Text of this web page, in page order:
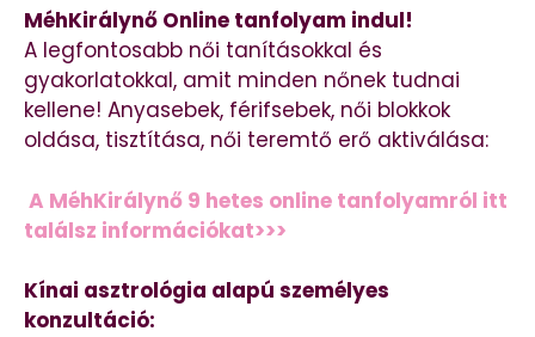
MéhKirálynő Online tanfolyam indul!
A legfontosabb női tanításokkal és
gyakorlatokkal, amit minden nőnek tudnai
kellene! Anyasebek, férifsebek, női blokkok
oldása, tisztítása, női teremtő erő aktiválása:
A MéhKirálynő 9 hetes online tanfolyamról itt
találsz információkat>>>
Kínai asztrológia alapú személyes
konzultáció: